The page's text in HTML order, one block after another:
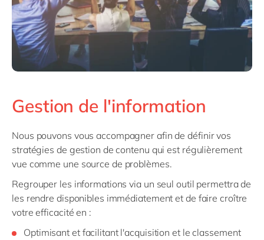
Gestion de l'information
Nous pouvons vous accompagner afin de définir vos
stratégies de gestion de contenu qui est régulièrement
vue comme une source de problèmes.
Regrouper les informations via un seul outil permettra de
les rendre disponibles immédiatement et de faire croître
votre efficacité en :
Optimisant et facilitant l'acquisition et le classement